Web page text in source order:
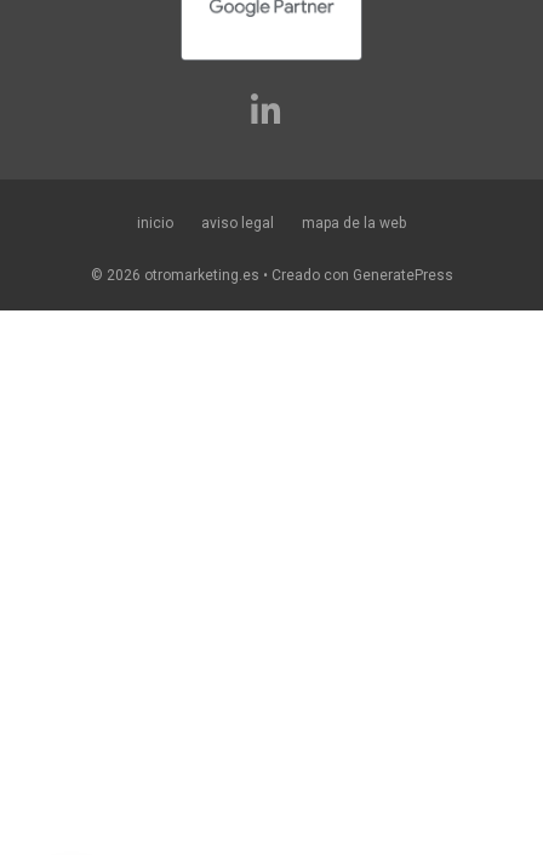
inicio aviso legal mapa de la web
© 2026 otromarketing.es • Creado con GeneratePress